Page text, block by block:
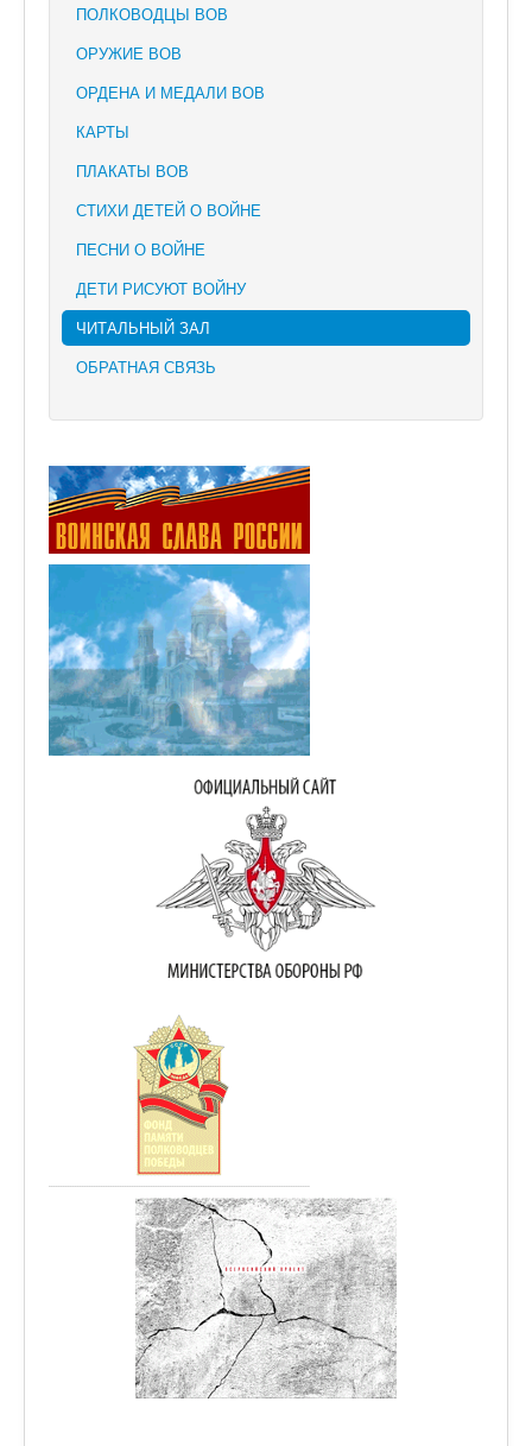
ПОЛКОВОДЦЫ ВОВ
ОРУЖИЕ ВОВ
ОРДЕНА И МЕДАЛИ ВОВ
КАРТЫ
ПЛАКАТЫ ВОВ
СТИХИ ДЕТЕЙ О ВОЙНЕ
ПЕСНИ О ВОЙНЕ
ДЕТИ РИСУЮТ ВОЙНУ
ЧИТАЛЬНЫЙ ЗАЛ
ОБРАТНАЯ СВЯЗЬ